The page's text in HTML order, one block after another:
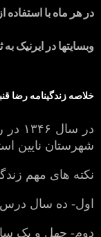
در هر ماه با
وبسایتها در ایرنیک
خلاصه زندگینامه رضا
در
شهرستان نایین
نکته های مهم
اول- ده سال
دوم- چهل و یک